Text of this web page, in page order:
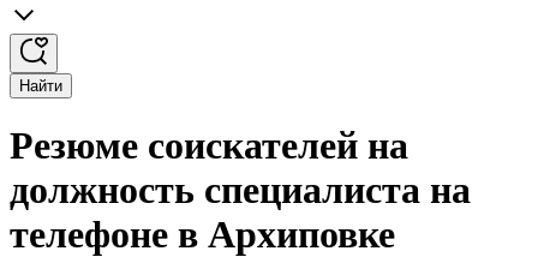
Найти
Резюме соискателей на
должность специалиста на
телефоне в Архиповке